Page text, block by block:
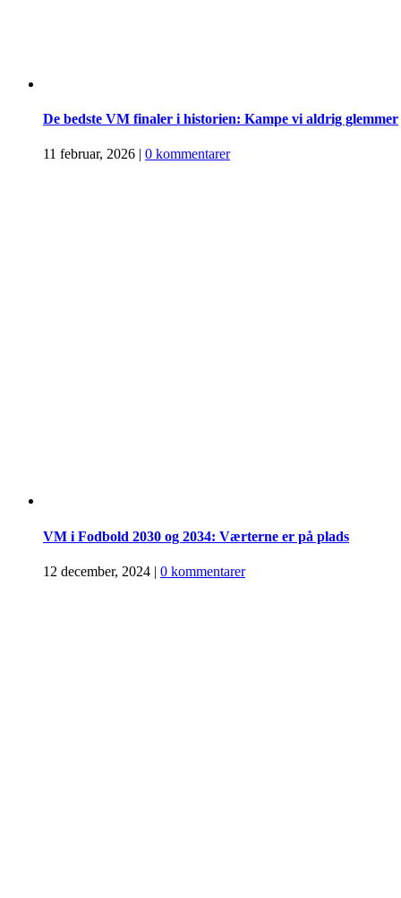
De bedste VM finaler i historien: Kampe vi aldrig glemmer
11 februar, 2026 | 0 kommentarer
VM i Fodbold 2030 og 2034: Værterne er på plads
12 december, 2024 | 0 kommentarer